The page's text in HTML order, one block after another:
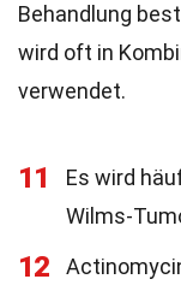
Behandlung
wird oft in
verwendet.
11
Es wird
Wilms-
12